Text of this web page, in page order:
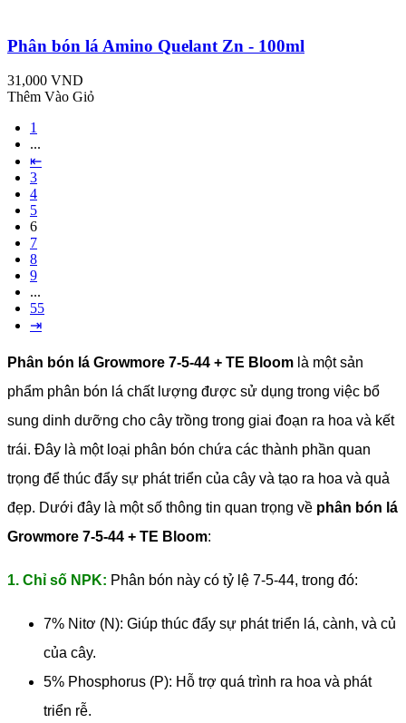
Phân bón lá Amino Quelant Zn - 100ml
31,000 VND
Thêm Vào Giỏ
1
...
⇤
3
4
5
6
7
8
9
...
55
⇥
Phân bón lá Growmore 7-5-44 + TE Bloom là một sản
phẩm phân bón lá chất lượng được sử dụng trong việc bổ
sung dinh dưỡng cho cây trồng trong giai đoạn ra hoa và kết
trái. Đây là một loại phân bón chứa các thành phần quan
trọng để thúc đẩy sự phát triển của cây và tạo ra hoa và quả
đẹp. Dưới đây là một số thông tin quan trọng về phân bón lá
Growmore 7-5-44 + TE Bloom:
1. Chỉ số NPK: Phân bón này có tỷ lệ 7-5-44, trong đó:
7% Nitơ (N): Giúp thúc đẩy sự phát triển lá, cành, và củ
của cây.
5% Phosphorus (P): Hỗ trợ quá trình ra hoa và phát
triển rễ.